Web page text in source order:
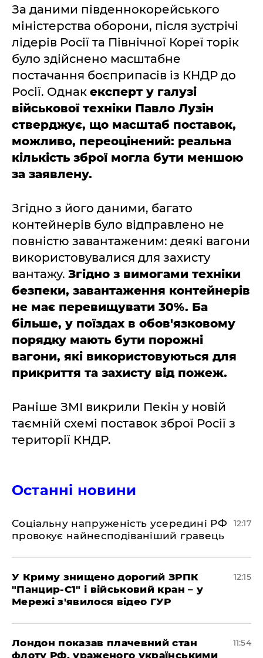
За даними південнокорейського
міністерства оборони, після зустрічі
лідерів Росії та Північної Кореї торік
було здійснено масштабне
постачання боєприпасів із КНДР до
Росії. Однак експерт у галузі
військової техніки Павло Лузін
стверджує, що масштаб поставок,
можливо, переоцінений: реальна
кількість зброї могла бути меншою
за заявлену.
Згідно з його даними, багато
контейнерів було відправлено не
повністю завантаженим: деякі вагони
використовувалися для захисту
вантажу. Згідно з вимогами техніки
безпеки, завантаження контейнерів
не має перевищувати 30%. Ба
більше, у поїздах в обов'язковому
порядку мають бути порожні
вагони, які використовуються для
прикриття та захисту від пожеж.
Раніше ЗМІ викрили Пекін у новій
таємній схемі поставок зброї Росії з
території КНДР.
Останні новини
Соціальну напруженість усередині РФ
провокує найнесподіваніший гравець
12:17
У Криму знищено дорогий ЗРПК
"Панцир-С1" і військовий кран – у
Мережі з'явилося відео ГУР
12:15
Лондон показав плачевний стан
флоту РФ, ураженого українськими
11:54